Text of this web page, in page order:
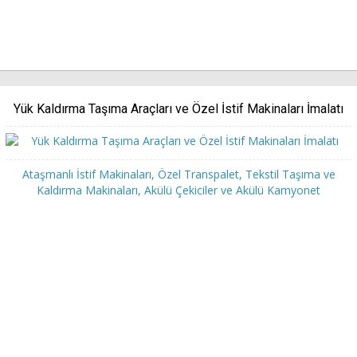
Yük Kaldırma Taşıma Araçları ve Özel İstif Makinaları İmalatı
Ataşmanlı İstif Makinaları, Özel Transpalet, Tekstil Taşıma ve
Kaldırma Makinaları, Akülü Çekiciler ve Akülü Kamyonet